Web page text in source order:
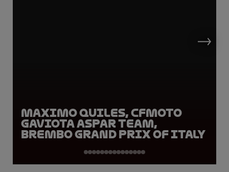
Maximo Quiles, CFMOTO
Gaviota Aspar Team,
Brembo Grand Prix of Italy